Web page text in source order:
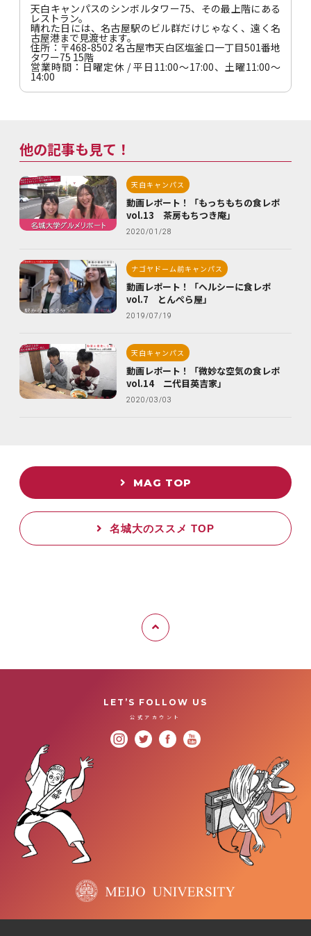
天白キャンパスのシンボルタワー75、その最上階にある
レストラン。
晴れた日には、名古屋駅のビル群だけじゃなく、遠く名
古屋港まで見渡せます。
住所：〒468-8502 名古屋市天白区塩釜口一丁目501番地
タワー75 15階
営業時間：日曜定休 / 平日11:00～17:00、土曜11:00～
14:00
他の記事も見て！
天白キャンパス
2020/01/28
動画レポート！「もっちもちの食レポ
vol.13 茶房もちつき庵」
ナゴヤドーム前キャンパス
2019/07/19
動画レポート！「ヘルシーに食レポ
vol.7 とんぺら屋」
天白キャンパス
2020/03/03
動画レポート！「微妙な空気の食レポ
vol.14 二代目英吉家」
MAG TOP
名城大のススメ TOP
LET’S FOLLOW US
公式アカウント